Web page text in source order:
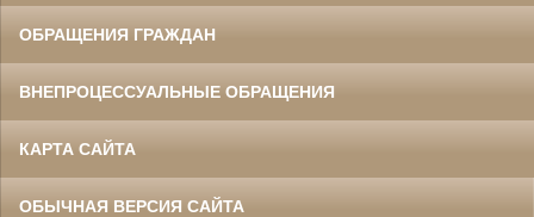
ОБРАЩЕНИЯ ГРАЖДАН
ВНЕПРОЦЕССУАЛЬНЫЕ ОБРАЩЕНИЯ
КАРТА САЙТА
ОБЫЧНАЯ ВЕРСИЯ САЙТА